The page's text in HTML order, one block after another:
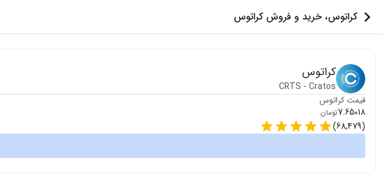
کراتوس، خرید و فروش کراتوس
کراتوس
CRTS - Cratos
قیمت کراتوس
7.65018تومان
(
68,479
)